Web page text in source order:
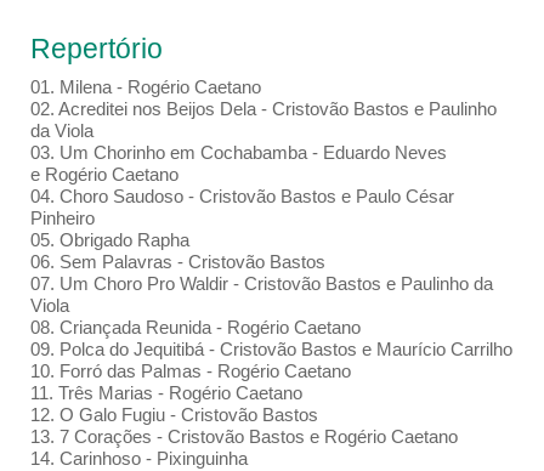
Repertório
01. Milena - Rogério Caetano
02. Acreditei nos Beijos Dela - Cristovão Bastos e Paulinho
da Viola
03. Um Chorinho em Cochabamba - Eduardo Neves
e Rogério Caetano
04. Choro Saudoso - Cristovão Bastos e Paulo César
Pinheiro
05. Obrigado Rapha
06. Sem Palavras - Cristovão Bastos
07. Um Choro Pro Waldir - Cristovão Bastos e Paulinho da
Viola
08. Criançada Reunida - Rogério Caetano
09. Polca do Jequitibá - Cristovão Bastos e Maurício Carrilho
10. Forró das Palmas - Rogério Caetano
11. Três Marias - Rogério Caetano
12. O Galo Fugiu - Cristovão Bastos
13. 7 Corações - Cristovão Bastos e Rogério Caetano
14. Carinhoso - Pixinguinha